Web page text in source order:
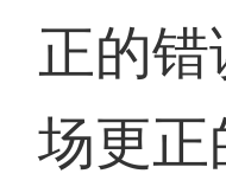
正的
场更